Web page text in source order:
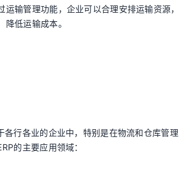
运输管理功能，企业可以合理安排运输资源，
降低运输成本。
各行各业的企业中，特别是在物流和仓库管理
的主要应用领域：